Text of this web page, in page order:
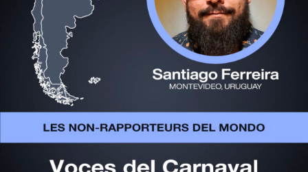
SEARCH
FOR: